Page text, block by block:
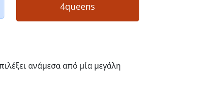
4queens
ανάμεσα από μία μεγάλη